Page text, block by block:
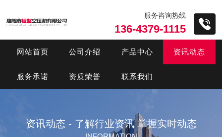
服务咨询热线
136-4379-1115
网站首页 公司介绍 产品中心 资讯动态
服务承诺 资质荣誉 联系我们
资讯动态 - 了解行业资讯 掌握实时动态